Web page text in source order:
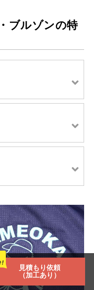
ブルゾンの特
見積もり依頼
（加工あり）